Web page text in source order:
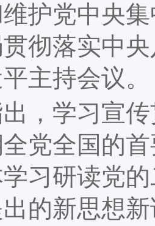
护党中央
彻落实中
主持会议。
学习宣传
党全国的
习研读党
的新思想